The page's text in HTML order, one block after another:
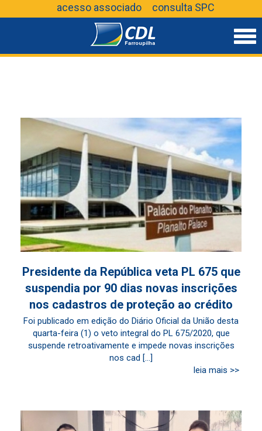
acesso associado consulta SPC
Presidente da República veta PL 675 que
suspendia por 90 dias novas inscrições
nos cadastros de proteção ao crédito
Foi publicado em edição do Diário Oficial da União desta
quarta-feira (1) o veto integral do PL 675/2020, que
suspende retroativamente e impede novas inscrições
nos cad [...]
leia mais >>